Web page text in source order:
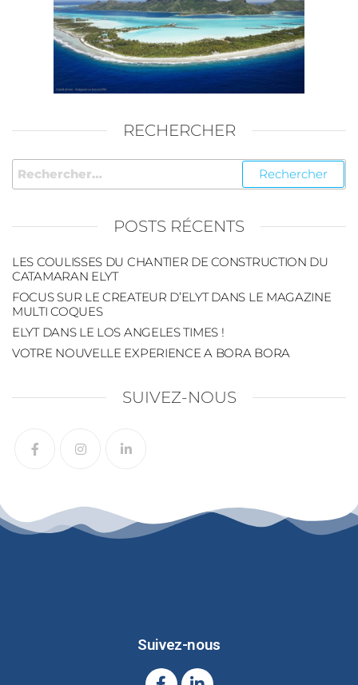
RECHERCHER
POSTS RÉCENTS
LES COULISSES DU CHANTIER DE CONSTRUCTION DU
CATAMARAN ELYT
FOCUS SUR LE CREATEUR D’ELYT DANS LE MAGAZINE
MULTI COQUES
ELYT DANS LE LOS ANGELES TIMES !
VOTRE NOUVELLE EXPERIENCE A BORA BORA
SUIVEZ-NOUS
Suivez-nous